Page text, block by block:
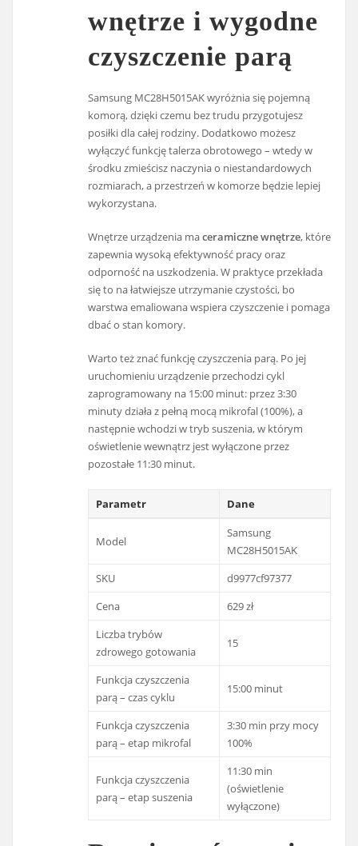
wnętrze i wygodne
czyszczenie parą
Samsung MC28H5015AK wyróżnia się pojemną
komorą, dzięki czemu bez trudu przygotujesz
posiłki dla całej rodziny. Dodatkowo możesz
wyłączyć funkcję talerza obrotowego – wtedy w
środku zmieścisz naczynia o niestandardowych
rozmiarach, a przestrzeń w komorze będzie lepiej
wykorzystana.
Wnętrze urządzenia maceramiczne wnętrze, które
zapewnia wysoką efektywność pracy oraz
odporność na uszkodzenia. W praktyce przekłada
się to na łatwiejsze utrzymanie czystości, bo
warstwa emaliowana wspiera czyszczenie i pomaga
dbać o stan komory.
Warto też znać funkcję czyszczenia parą. Po jej
uruchomieniu urządzenie przechodzi cykl
zaprogramowany na 15:00 minut: przez 3:30
minuty działa z pełną mocą mikrofal (100%), a
następnie wchodzi w tryb suszenia, w którym
oświetlenie wewnątrz jest wyłączone przez
pozostałe 11:30 minut.
Parametr Dane
Model
Samsung
MC28H5015AK
SKU
d9977cf97377
Cena
629 zł
Liczba trybów
zdrowego gotowania
15
Funkcja czyszczenia
parą – czas cyklu
15:00 minut
Funkcja czyszczenia
parą – etap mikrofal
3:30 min przy mocy
100%
Funkcja czyszczenia
parą – etap suszenia
11:30 min
(oświetlenie
wyłączone)